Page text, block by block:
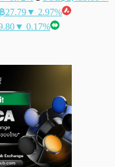
฿27.79▼ 2.97%
▼ 0.17%